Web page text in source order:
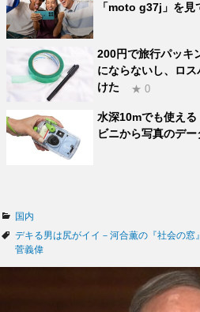
「moto g37j」を見
200円で旅行パッキ
にならないし、ロ
けた
★ 0
水深10mでも使え
ビニから写真のデ
カ
テ
ゴ
国内
タ
グ
デキる男は尻がイイ－河合薫の『社会の窓』
菅義偉